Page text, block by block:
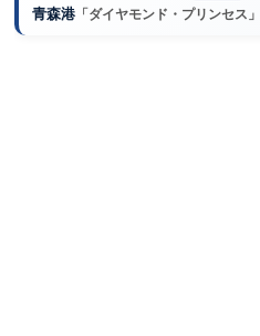
青森港 「ダイヤモンド・プリンセス」